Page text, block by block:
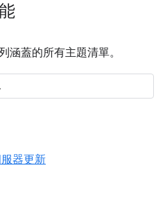
涵蓋的所有主題清單。
器更新